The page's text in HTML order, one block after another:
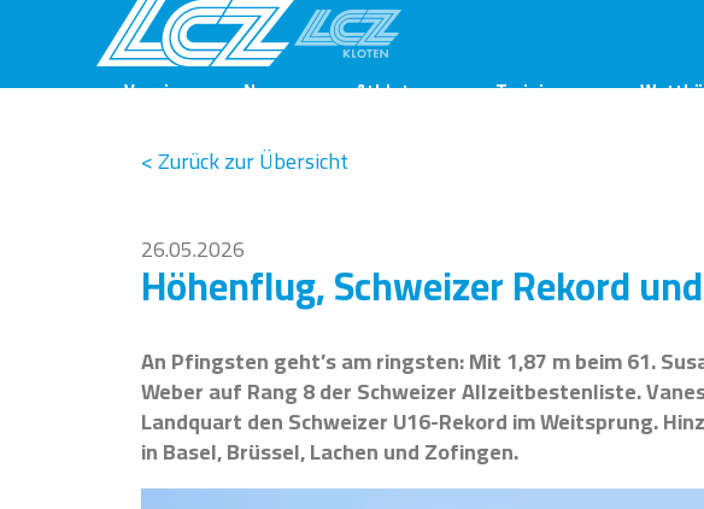
Verein News Athleten Trainings
< Zurück zur Übersicht
26.05.2026
Höhenflug, Schweizer Rekord
An Pfingsten geht’s am ringsten: Mit 1,87 m beim 61.
Weber auf Rang 8 der Schweizer Allzeitbestenliste.
Landquart den Schweizer U16-Rekord im Weitsprung.
in Basel, Brüssel, Lachen und Zofingen.